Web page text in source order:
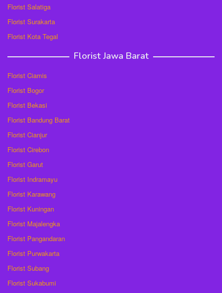
Florist Salatiga
Florist Surakarta
Florist Kota Tegal
Florist Jawa Barat
Florist Ciamis
Florist Bogor
Florist Bekasi
Florist Bandung Barat
Florist Cianjur
Florist Cirebon
Florist Garut
Florist Indramayu
Florist Karawang
Florist Kuningan
Florist Majalengka
Florist Pangandaran
Florist Purwakarta
Florist Subang
Florist Sukabumi